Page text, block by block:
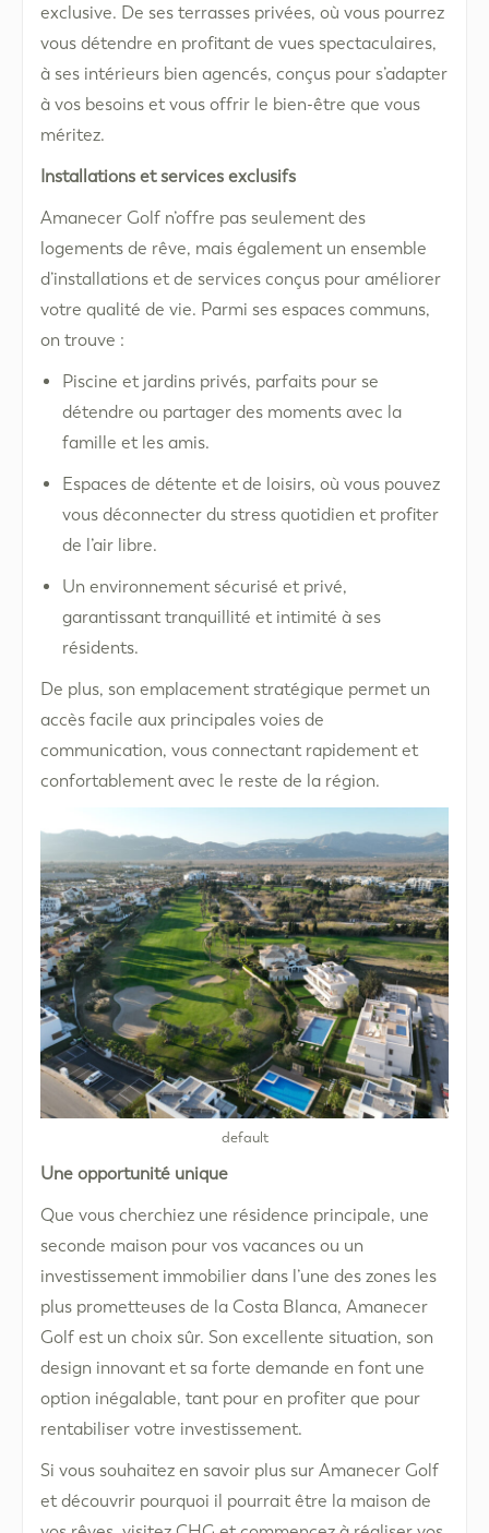
exclusive. De ses terrasses privées, où vous pourrez
vous détendre en profitant de vues spectaculaires,
à ses intérieurs bien agencés, conçus pour s’adapter
à vos besoins et vous offrir le bien-être que vous
méritez.
Installations et services exclusifs
Amanecer Golf n’offre pas seulement des
logements de rêve, mais également un ensemble
d’installations et de services conçus pour améliorer
votre qualité de vie. Parmi ses espaces communs,
on trouve :
Piscine et jardins privés, parfaits pour se
détendre ou partager des moments avec la
famille et les amis.
Espaces de détente et de loisirs, où vous pouvez
vous déconnecter du stress quotidien et profiter
de l’air libre.
Un environnement sécurisé et privé,
garantissant tranquillité et intimité à ses
résidents.
De plus, son emplacement stratégique permet un
accès facile aux principales voies de
communication, vous connectant rapidement et
confortablement avec le reste de la région.
default
Une opportunité unique
Que vous cherchiez une résidence principale, une
seconde maison pour vos vacances ou un
investissement immobilier dans l’une des zones les
plus prometteuses de la Costa Blanca, Amanecer
Golf est un choix sûr. Son excellente situation, son
design innovant et sa forte demande en font une
option inégalable, tant pour en profiter que pour
rentabiliser votre investissement.
Si vous souhaitez en savoir plus sur Amanecer Golf
et découvrir pourquoi il pourrait être la maison de